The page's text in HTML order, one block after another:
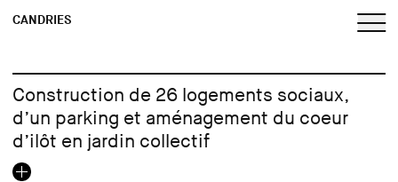
CANDRIES
Construction de 26 logements sociaux,
d’un parking et aménagement du coeur
d’ilôt en jardin collectif